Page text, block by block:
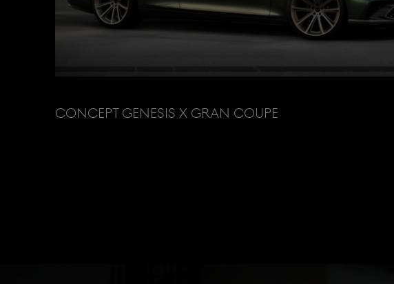
CONCEPT GENESIS X GRAN COUPE